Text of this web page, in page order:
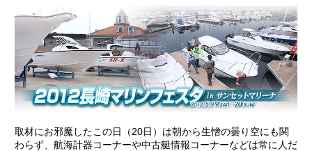
取材にお邪魔したこの日（20日）は朝から生憎の曇り空にも関
わらず、航海計器コーナーや中古艇情報コーナーなどは常に人だ